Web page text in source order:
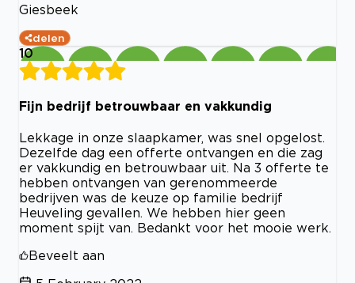
Giesbeek
delen
10
Fijn bedrijf betrouwbaar en vakkundig
Lekkage in onze slaapkamer, was snel opgelost.
Dezelfde dag een offerte ontvangen en die zag
er vakkundig en betrouwbaar uit. Na 3 offerte te
hebben ontvangen van gerenommeerde
bedrijven was de keuze op familie bedrijf
Heuveling gevallen. We hebben hier geen
moment spijt van. Bedankt voor het mooie werk.
Beveelt aan